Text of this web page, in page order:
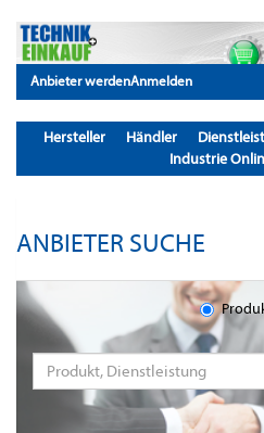
Anbieter werdenAnmelden
Hersteller Händler
Industrie
ANBIETER SUCHE